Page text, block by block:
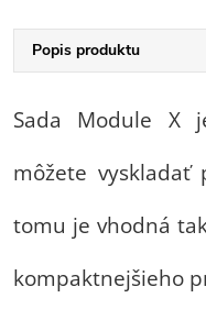
Popis produktu
Sada Module X
môžete vyskladať
tomu je vhodná
kompaktnejšieho